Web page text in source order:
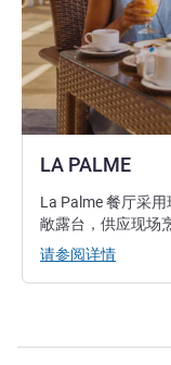
LA PALME
La Palme 餐厅采
敞露台，供应现场
请参阅详情